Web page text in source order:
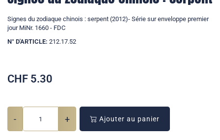
Signes du zodiaque chinois : serpent (2012)- Série sur enveloppe premier
jour MiNr. 1660 - FDC
N° D'ARTICLE: 212.17.52
CHF 5.30
- + Ajouter au panier